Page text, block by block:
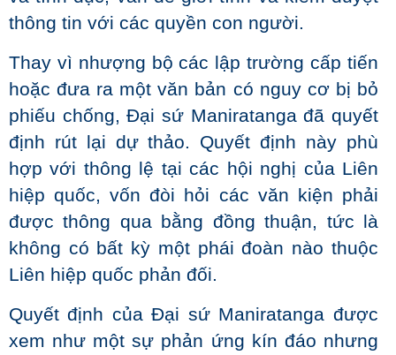
thông tin với các quyền con người.
Thay vì nhượng bộ các lập trường cấp tiến
hoặc đưa ra một văn bản có nguy cơ bị bỏ
phiếu chống, Đại sứ Maniratanga đã quyết
định rút lại dự thảo. Quyết định này phù
hợp với thông lệ tại các hội nghị của Liên
hiệp quốc, vốn đòi hỏi các văn kiện phải
được thông qua bằng đồng thuận, tức là
không có bất kỳ một phái đoàn nào thuộc
Liên hiệp quốc phản đối.
Quyết định của Đại sứ Maniratanga được
xem như một sự phản ứng kín đáo nhưng